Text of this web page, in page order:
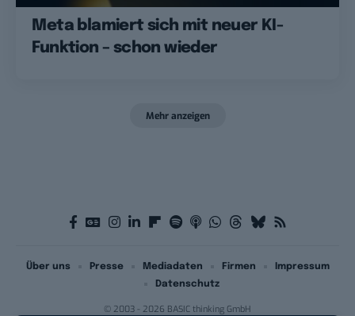
Meta blamiert sich mit neuer KI-
Funktion – schon wieder
Mehr anzeigen
© 2003 - 2026 BASIC thinking GmbH
Über uns Presse Mediadaten Firmen
Impressum
Datenschutz